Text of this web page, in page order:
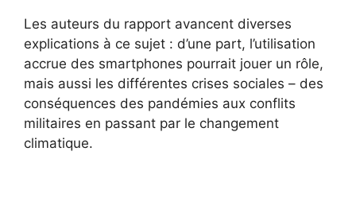
Les auteurs du rapport avancent diverses
explications à ce sujet : d’une part, l’utilisation
accrue des smartphones pourrait jouer un rôle,
mais aussi les différentes crises sociales – des
conséquences des pandémies aux conflits
militaires en passant par le changement
climatique.